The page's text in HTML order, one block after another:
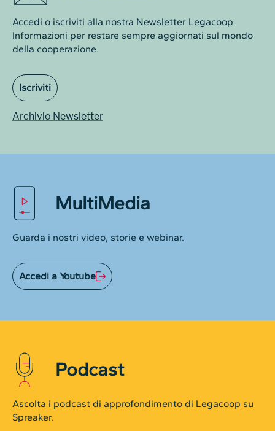
Accedi o iscriviti alla nostra Newsletter Legacoop
Informazioni per restare sempre aggiornati sul mondo
della cooperazione.
Iscriviti
Archivio Newsletter
MultiMedia
Guarda i nostri video, storie e webinar.
Accedi a Youtube
Podcast
Ascolta i podcast di approfondimento di Legacoop su
Spreaker.